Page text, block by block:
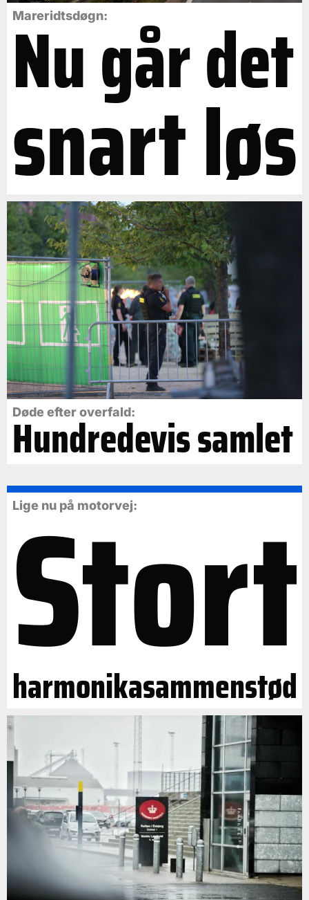
Mareridtsdøgn:
Nu går det
snart løs
Døde efter overfald:
Hundredevis samlet
Lige nu på motorvej:
Stort
harmonikasammenstød